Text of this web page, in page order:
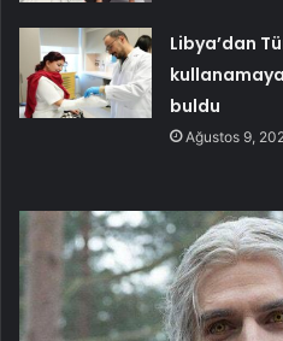
Libya’dan
buldu
Ağustos 9,